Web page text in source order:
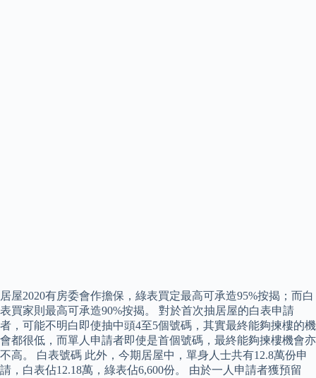
居屋2020有房委會作擔保，綠表買定最高可承造95%按揭；而白
表買家則最高可承造90%按揭。 對於首次抽居屋的白表申請
者，可能不明白即使抽中頭4至5個號碼，其實最終能夠揀樓的機
會都很低，而單人申請者即使是首個號碼，最終能夠揀樓機會亦
不高。 白表號碼 此外，今期居屋中，單身人士共有12.8萬份申
請，白表佔12.18萬，綠表佔6,600份。 由於一人申請者獲預留